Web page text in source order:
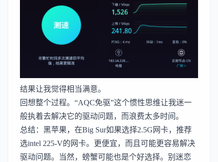
结果让我觉得相当满意。
回想整个过程。“AQC免驱”这个惯性思维让我迷一
般执着去解决它的驱动问题，而浪费太多时间。
总结：黑苹果，在Big Sur如果选择2.5G网卡，推荐
选intel 225-V的网卡。更便宜，而且可能更容易解决
驱动问题。当然，螃蟹可能也是个好选择。别迷恋